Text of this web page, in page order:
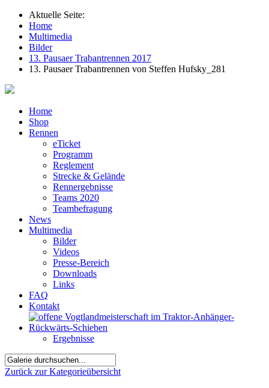
Aktuelle Seite:
Home
Multimedia
Bilder
13. Pausaer Trabantrennen 2017
13. Pausaer Trabantrennen von Steffen Hufsky_281
Home
Shop
Rennen
eTicket
Programm
Reglement
Strecke & Gelände
Rennergebnisse
Teams 2020
Teambefragung
News
Multimedia
Bilder
Videos
Presse-Bereich
Downloads
Links
FAQ
Kontakt
Ergebnisse
Zurück zur Kategorieübersicht